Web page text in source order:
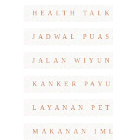
HEALTH TALK
JADWAL
JALAN
KANKER
LAYANAN PET
MAKANAN